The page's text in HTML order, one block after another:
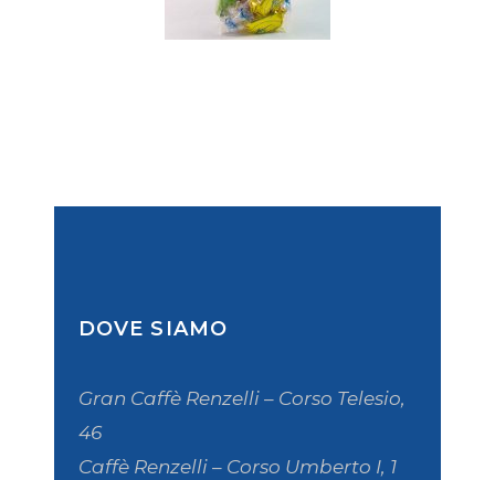
DOVE SIAMO
Gran Caffè Renzelli – Corso Telesio,
46
Caffè Renzelli – Corso Umberto I, 1